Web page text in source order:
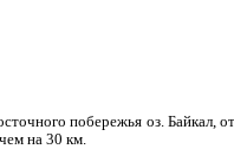
побережья оз. Байкал,
на 30 км.